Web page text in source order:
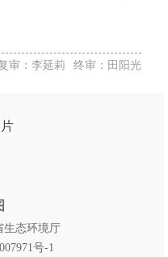
审：李延莉 终审：田阳光
生态环境厅
号-1